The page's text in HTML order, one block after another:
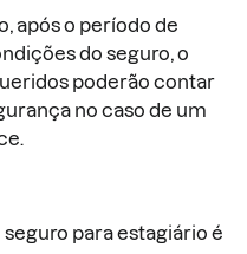
após o período de
do seguro, o
poderão contar
no caso de um
para estagiário é